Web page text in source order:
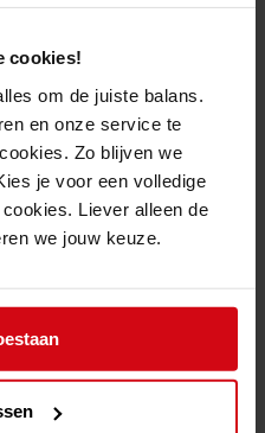
cookies!
om de juiste balans.
en onze service te
Zo blijven we
je voor een volledige
Liever alleen de
we jouw keuze.
is niet vastgemaakt en zorgt voor
Het extra stikwerk rond de kraag
stevigheid bieden en vroegtijdige